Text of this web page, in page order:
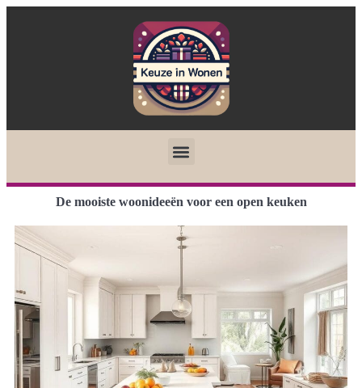
De mooiste woonideeën voor een open keuken